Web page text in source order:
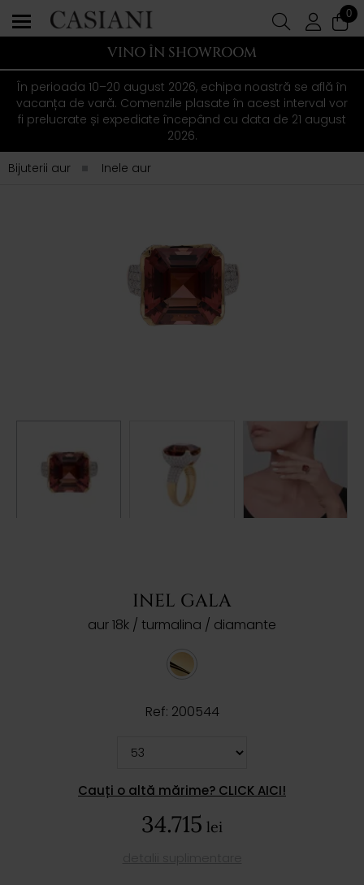
0
VINO ÎN SHOWROOM
În perioada 10–20 august 2026, echipa noastră se află în
vacanța de vară. Comenzile plasate în acest interval vor
fi prelucrate și expediate începând cu data de 21 august
2026.
Bijuterii aur
Inele aur
INEL GALA
aur 18k / turmalina / diamante
Ref: 200544
Cauți o altă mărime? CLICK AICI!
34.715 lei